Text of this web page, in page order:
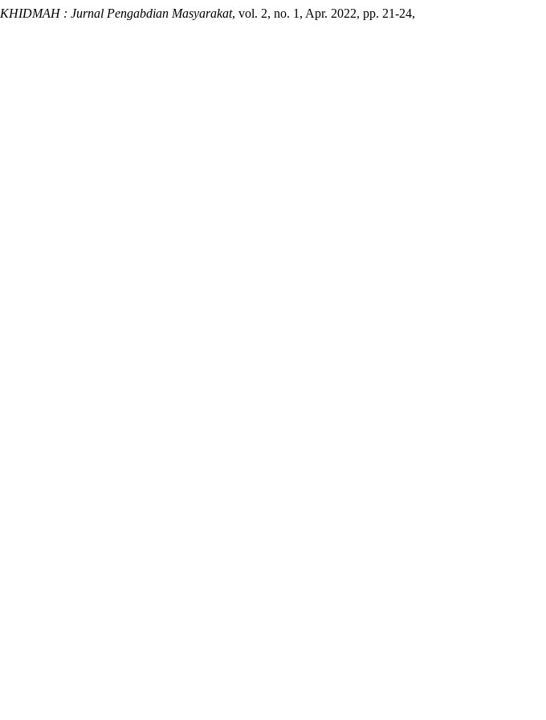
KHIDMAH : Jurnal Pengabdian Masyarakat, vol. 2, no. 1, Apr. 2022, pp. 21-24,